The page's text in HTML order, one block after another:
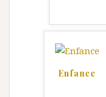
Enfance